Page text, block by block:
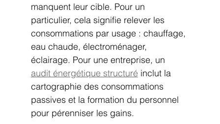
manquent leur cible. Pour un
particulier, cela signifie relever les
consommations par usage : chauffage,
eau chaude, électroménager,
éclairage. Pour une entreprise, un
audit énergétique structuré inclut la
cartographie des consommations
passives et la formation du personnel
pour pérenniser les gains.